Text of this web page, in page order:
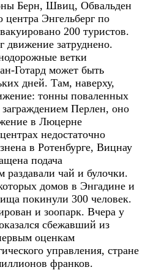
Берн, Швиц, Обвальден
Энгельберг по
200 туристов.
движение затруднено.
ветки
Готард может быть
дней. Там, наверху,
тонны поваленных
заграждением Перлен, оно
в Люцерне
недостаточно
в Ротенбурге, Вицнау
подача
раздавали чай и булочки.
домов в Энгадине и
покинули 300 человек.
и зоопарк. Вчера у
сбежавший из
оценкам
управления, стране
франков.